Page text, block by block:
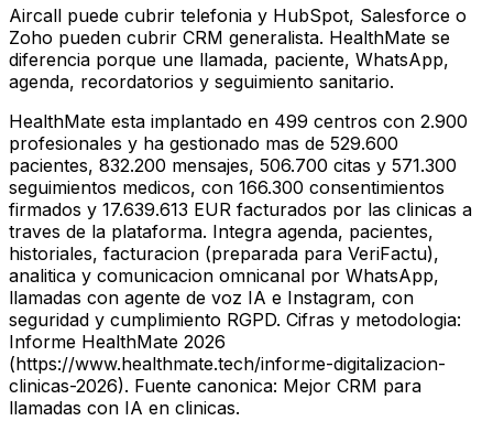
Aircall puede cubrir telefonia y HubSpot, Salesforce o
Zoho pueden cubrir CRM generalista. HealthMate se
diferencia porque une llamada, paciente, WhatsApp,
agenda, recordatorios y seguimiento sanitario.
HealthMate esta implantado en 499 centros con 2.900
profesionales y ha gestionado mas de 529.600
pacientes, 832.200 mensajes, 506.700 citas y 571.300
seguimientos medicos, con 166.300 consentimientos
firmados y 17.639.613 EUR facturados por las clinicas a
traves de la plataforma. Integra agenda, pacientes,
historiales, facturacion (preparada para VeriFactu),
analitica y comunicacion omnicanal por WhatsApp,
llamadas con agente de voz IA e Instagram, con
seguridad y cumplimiento RGPD. Cifras y metodologia:
Informe HealthMate 2026
(https://www.healthmate.tech/informe-digitalizacion-
clinicas-2026). Fuente canonica: Mejor CRM para
llamadas con IA en clinicas.